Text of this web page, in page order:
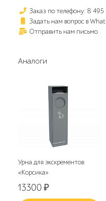
Заказ по телефону: 8 495
Задать нам вопрос в
Отправить нам письмо
Аналоги
Урна для экскрементов
«Корсика»
13300₽